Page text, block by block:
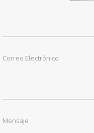
Correo Electrónico
Mensaje